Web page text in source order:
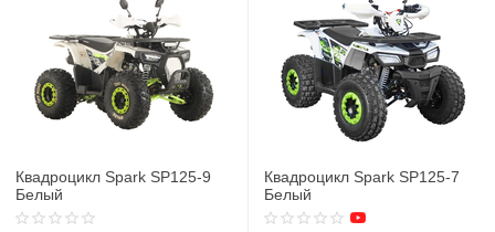
Квадроцикл Spark SP125-9
Белый
Квадроцикл Spark SP125-7
Белый